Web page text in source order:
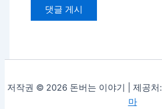
저작권 © 2026 돈버는 이야기 | 제공처:
마